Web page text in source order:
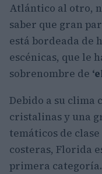
Atlántico al otro,
saber que gran
está bordeada de
escénicas, que le
sobrenombre de
Debido a su clima
cristalinas y una
temáticos de
costeras, Florida
primera